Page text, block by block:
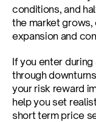
conditions, and
the market
expansion and
If you enter
through
your risk reward
help you set
short term price